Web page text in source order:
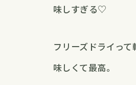
味しすぎる♡
フリーズドライって
味しくて最高。